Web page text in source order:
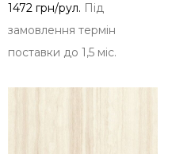
1472 грн/рул. Під
замовлення термін
поставки до 1,5 міс.